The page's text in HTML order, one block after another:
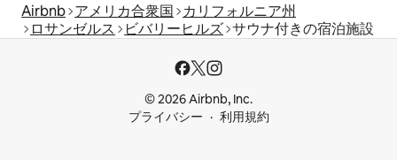
Airbnb アメリカ合衆国
カリフォルニア州
ロサンゼルス
ビバリーヒルズ サウナ付きの宿泊施設
© 2026 Airbnb, Inc.
プライバシー
利用規約